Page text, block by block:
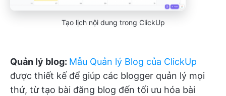
Tạo lịch nội dung trong ClickUp
Quản lý blog: Mẫu Quản lý Blog của ClickUp
được thiết kế để giúp các blogger quản lý mọi
thứ, từ tạo bài đăng blog đến tối ưu hóa bài